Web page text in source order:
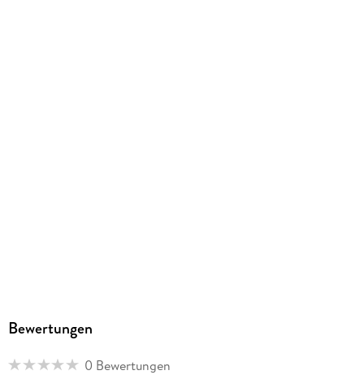
Bewertungen
0 Bewertungen